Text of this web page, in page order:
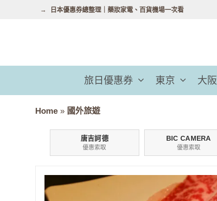
容
日本優惠券總整理｜藥妝家電、百貨機場一次看
旅日優惠券 東京 大阪
Home » 國外旅遊
唐吉訶德
優惠索取
BIC CAMERA
優惠索取